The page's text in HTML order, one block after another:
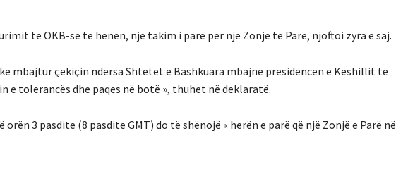
të OKB-së të hënën, një takim i parë për një Zonjë të Parë, njoftoi zyra e saj.
mbajtur çekiçin ndërsa Shtetet e Bashkuara mbajnë presidencën e Këshillit të
e tolerancës dhe paqes në botë », thuhet në deklaratë.
3 pasdite (8 pasdite GMT) do të shënojë « herën e parë që një Zonjë e Parë në